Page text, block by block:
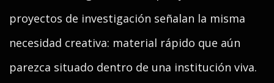
proyectos de investigación señalan la misma
necesidad creativa: material rápido que aún
parezca situado dentro de una institución viva.